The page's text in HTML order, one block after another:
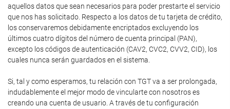
aquellos datos que sean necesarios para poder prestarte el servicio
que nos has solicitado. Respecto a los datos de tu tarjeta de crédito,
los conservaremos debidamente encriptados excluyendo los
últimos cuatro dígitos del número de cuenta principal (PAN),
excepto los códigos de autenticación (CAV2, CVC2, CVV2, CID), los
cuales nunca serán guardados en el sistema.
Si, tal y como esperamos, tu relación con TGT va a ser prolongada,
indudablemente el mejor modo de vincularte con nosotros es
creando una cuenta de usuario. A través de tu configuración